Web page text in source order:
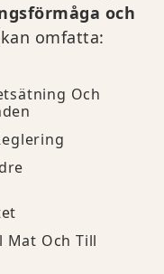
och
omfatta:
Och
Mat Och Till